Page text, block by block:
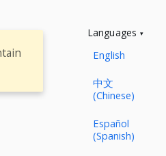
Languages
English
中文
(Chinese)
Español
(Spanish)